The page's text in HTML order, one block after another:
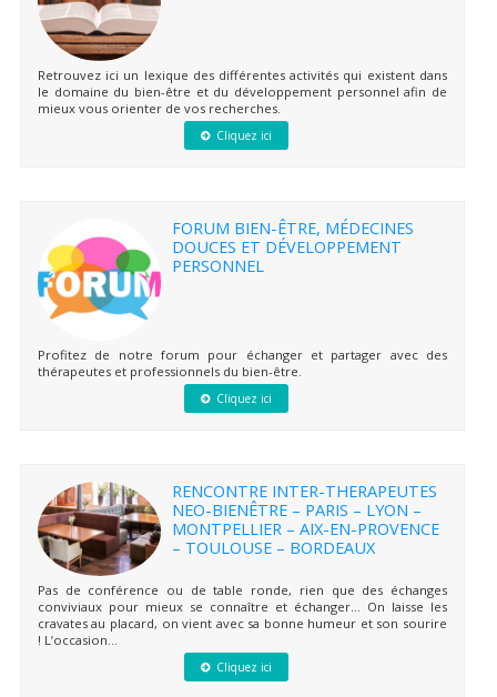
Retrouvez ici un lexique des différentes activités qui existent dans
le domaine du bien-être et du développement personnel afin de
mieux vous orienter de vos recherches.
Cliquez ici
FORUM BIEN-ÊTRE, MÉDECINES
DOUCES ET DÉVELOPPEMENT
PERSONNEL
Profitez de notre forum pour échanger et partager avec des
thérapeutes et professionnels du bien-être.
Cliquez ici
RENCONTRE INTER-THERAPEUTES
NEO-BIENÊTRE – PARIS – LYON –
MONTPELLIER – AIX-EN-PROVENCE
– TOULOUSE – BORDEAUX
Pas de conférence ou de table ronde, rien que des échanges
conviviaux pour mieux se connaître et échanger… On laisse les
cravates au placard, on vient avec sa bonne humeur et son sourire
! L’occasion...
Cliquez ici